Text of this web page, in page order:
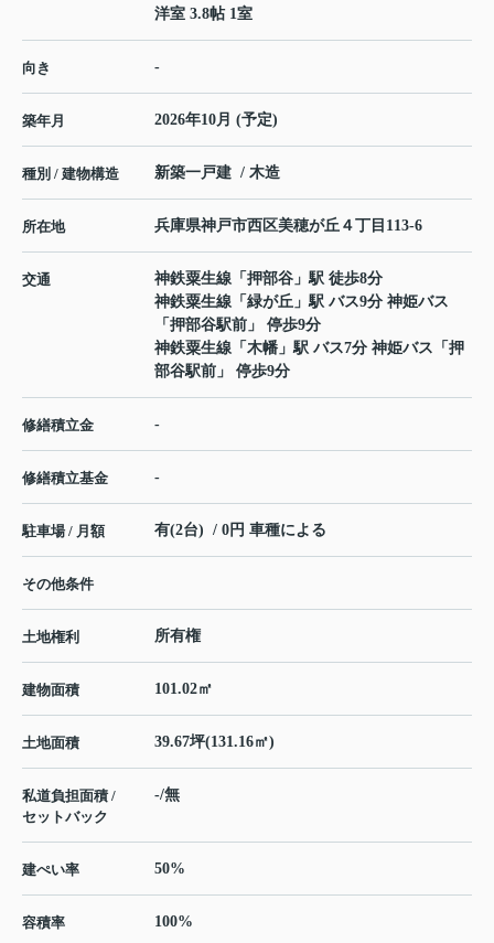
洋室 3.8帖 1室
向き -
築年月 2026年10月 (予定)
種別 / 建物構造 新築一戸建 / 木造
所在地 兵庫県神戸市西区美穂が丘 ４丁目113-6
交通 神鉄粟生線 「 押部谷 」駅 徒歩8分
神鉄粟生線 「 緑が丘 」駅 バス9分 神姫バス
「押部谷駅前」 停歩9分
神鉄粟生線 「 木幡 」駅 バス7分 神姫バス「押
部谷駅前」 停歩9分
修繕積立金 -
修繕積立基金 -
駐車場 / 月額 有(2台) / 0円 車種による
その他条件
土地権利 所有権
建物面積 101.02㎡
土地面積 39.67坪(131.16㎡)
私道負担面積 /
セットバック
-/無
建ぺい率 50%
容積率 100%